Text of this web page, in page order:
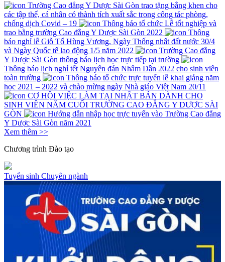
Trường Cao đẳng Y Dược Sài Gòn trao tặng bằng khen cho
các tập thể, cá nhân có thành tích xuất sắc trong công tác phòng,
chống dịch Covid – 19
Thông báo tổ chức Lễ tốt nghiệp và
trao bằng trường Cao đẳng Y Dược Sài Gòn 2022
Thông
báo nghỉ lễ Giỗ Tổ Hùng Vương, Ngày Thống nhất đất nước 30/4
và Ngày Quốc tế lao động 1/5 năm 2022
Trường Cao đẳng
Y Dược Sài Gòn thông báo lịch học trực tiếp tại trường
Thông báo lịch nghỉ tết Nguyên đán Nhâm Dần 2022 cho sinh viên
toàn trường
Thông báo tổ chức trực tuyến lễ khai giảng năm
học 2021 – 2022 và chào mừng ngày Nhà giáo Việt Nam 20/11
CƠ HỘI VIỆC LÀM TẠI NHẬT BẢN DÀNH CHO
SINH VIÊN NĂM CUỐI TRƯỜNG CAO ĐẲNG Y DƯỢC SÀI
GÒN
Hướng dẫn nhập học trực tuyến vào Trường Cao đẳng
Y Dược Sài Gòn năm 2021
Xem thêm >>
Chương trình Đào tạo
Tuyển sinh Chuyên ngành